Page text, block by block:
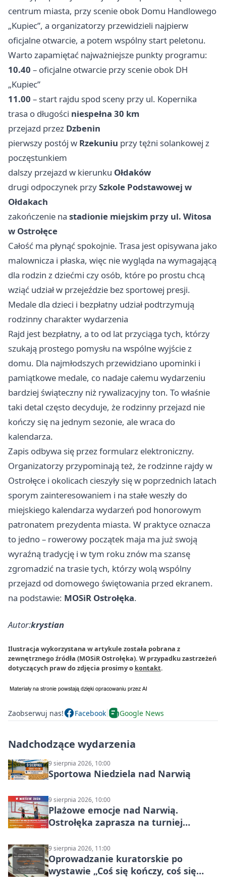
centrum miasta, przy scenie obok Domu Handlowego
„Kupiec”, a organizatorzy przewidzieli najpierw
oficjalne otwarcie, a potem wspólny start peletonu.
Warto zapamiętać najważniejsze punkty programu:
10.40 – oficjalne otwarcie przy scenie obok DH
„Kupiec”
11.00 – start rajdu spod sceny przy ul. Kopernika
trasa o długości niespełna 30 km
przejazd przez Dzbenin
pierwszy postój w Rzekuniu przy tężni solankowej z
poczęstunkiem
dalszy przejazd w kierunku Ołdaków
drugi odpoczynek przySzkole Podstawowej w
Ołdakach
zakończenie na stadionie miejskim przy ul. Witosa
w Ostrołęce
Całość ma płynąć spokojnie. Trasa jest opisywana jako
malownicza i płaska, więc nie wygląda na wymagającą
dla rodzin z dziećmi czy osób, które po prostu chcą
wziąć udział w przejeździe bez sportowej presji.
Medale dla dzieci i bezpłatny udział podtrzymują
rodzinny charakter wydarzenia
Rajd jest bezpłatny, a to od lat przyciąga tych, którzy
szukają prostego pomysłu na wspólne wyjście z
domu. Dla najmłodszych przewidziano upominki i
pamiątkowe medale, co nadaje całemu wydarzeniu
bardziej świąteczny niż rywalizacyjny ton. To właśnie
taki detal często decyduje, że rodzinny przejazd nie
kończy się na jednym sezonie, ale wraca do
kalendarza.
Zapis odbywa się przez formularz elektroniczny.
Organizatorzy przypominają też, że rodzinne rajdy w
Ostrołęce i okolicach cieszyły się w poprzednich latach
sporym zainteresowaniem i na stałe weszły do
miejskiego kalendarza wydarzeń pod honorowym
patronatem prezydenta miasta. W praktyce oznacza
to jedno – rowerowy początek maja ma już swoją
wyraźną tradycję i w tym roku znów ma szansę
zgromadzić na trasie tych, którzy wolą wspólny
przejazd od domowego świętowania przed ekranem.
na podstawie: MOSiR Ostrołęka.
Autor:krystian
Ilustracja wykorzystana w artykule została pobrana z
zewnętrznego źródła (MOSiR Ostrołęka). W przypadku zastrzeżeń
dotyczących praw do zdjęcia prosimy o kontakt.
Zaobserwuj nas! Facebook Google News
Nadchodzące wydarzenia
9 sierpnia 2026, 10:00
Sportowa Niedziela nad Narwią
9 sierpnia 2026, 10:00
Plażowe emocje nad Narwią.
Ostrołęka zaprasza na turniej
9 sierpnia 2026, 11:00
Oprowadzanie kuratorskie po
wystawie „Coś się kończy, coś się